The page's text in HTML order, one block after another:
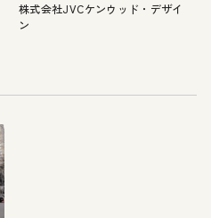
株式会社JVCケンウッド・デザイ
ン